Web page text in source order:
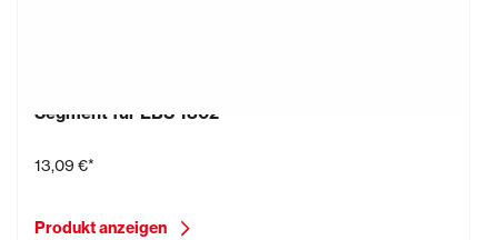
Segment für EBS 1802
13,09 €*
Produkt anzeigen